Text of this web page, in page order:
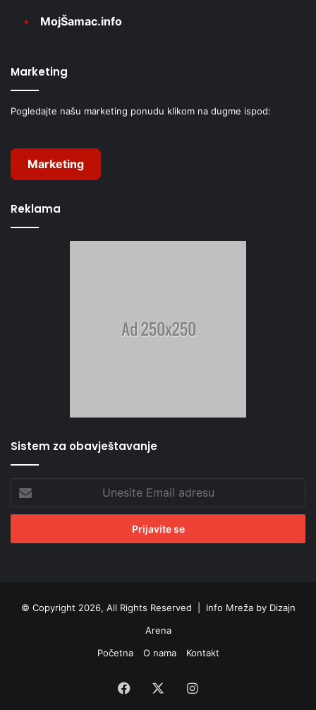
MojŠamac.info
Marketing
Pogledajte našu marketing ponudu klikom na dugme ispod:
Marketing
Reklama
Sistem za obavještavanje
Email
adresu
© Copyright 2026, All Rights Reserved | Info Mreža by Dizajn
Arena
Početna
O nama Kontakt
Facebook Instagram